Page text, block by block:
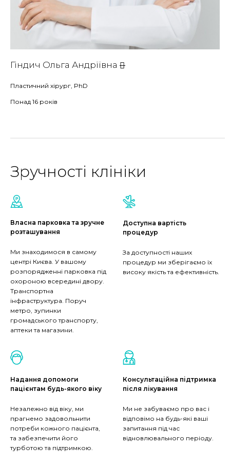
Гіндич Ольга Андріївна
Пластичний хірург, PhD
Понад 16 років
Зручності клініки
Власна парковка та зручне
розташування
Ми знаходимося в самому
центрі Києва. У вашому
розпорядженні парковка під
охороною всередині двору.
Транспортна
інфраструктура. Поруч
метро, зупинки
громадського транспорту,
аптеки та магазини.
Доступна вартість
процедур
За доступності наших
процедур ми зберігаємо їх
високу якість та ефективність.
Надання допомоги
пацієнтам будь-якого віку
Незалежно від віку, ми
прагнемо задовольнити
потреби кожного пацієнта,
та забезпечити його
турботою та підтримкою.
Консультаційна підтримка
після лікування
Ми не забуваємо про вас і
відповімо на будь-які ваші
запитання під час
відновлювального періоду.